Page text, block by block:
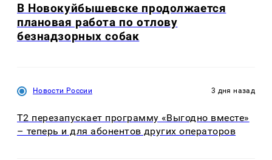
В Новокуйбышевске продолжается
плановая работа по отлову
безнадзорных собак
Новости России 3 дня назад
Т2 перезапускает программу «Выгодно вместе»
– теперь и для абонентов других операторов